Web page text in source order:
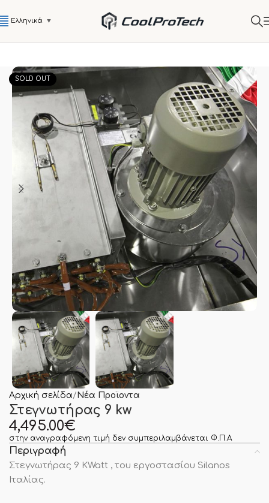
Ελληνικά ▼
SOLD OUT
Αρχική σελίδα Νέα Προϊοντα
Στεγνωτήρας 9 kw
4,495.00€
στην αναγραφόμενη τιμή δεν συμπεριλαμβάνεται Φ.Π.Α
Περιγραφή
Στεγνωτήρας 9 KWatt , του εργοστασίου Silanos
Ιταλίας.